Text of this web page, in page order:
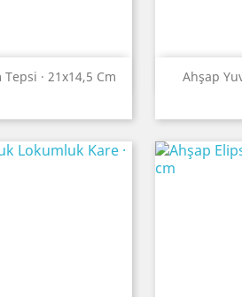
· 21x14,5 Cm
view Ahşap